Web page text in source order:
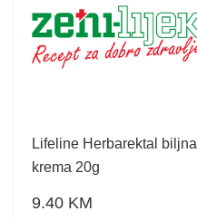
Lifeline Herbarektal biljna
krema 20g
9.40 KM